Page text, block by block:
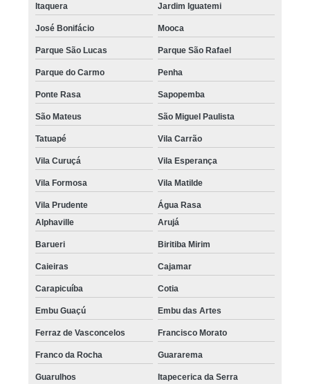
Itaquera Jardim Iguatemi
José Bonifácio Mooca
Parque São Lucas Parque São Rafael
Parque do Carmo Penha
Ponte Rasa Sapopemba
São Mateus São Miguel Paulista
Tatuapé Vila Carrão
Vila Curuçá Vila Esperança
Vila Formosa Vila Matilde
Vila Prudente
Água Rasa
Alphaville
Arujá
Barueri Biritiba Mirim
Caieiras Cajamar
Carapicuíba Cotia
Embu Guaçú Embu das Artes
Ferraz de Vasconcelos Francisco Morato
Franco da Rocha Guararema
Guarulhos Itapecerica da Serra